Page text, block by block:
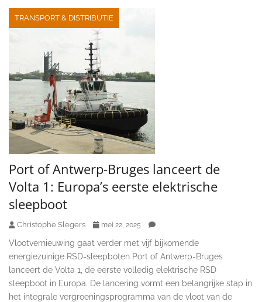
TRANSPORT & DISTRIBUTIE
Port of Antwerp-Bruges lanceert de
Volta 1: Europa’s eerste elektrische
sleepboot
Christophe Slegers mei 22, 2025
Vlootvernieuwing gaat verder met vijf bijkomende
energiezuinige RSD-sleepboten Port of Antwerp-Bruges
lanceert de Volta 1, de eerste volledig elektrische RSD
sleepboot in Europa. De lancering vormt een belangrijke stap in
het integrale vergroeningsprogramma van de vloot van de